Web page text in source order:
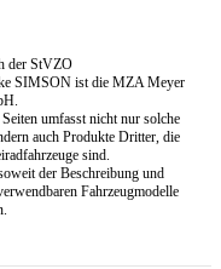
der StVZO
SIMSON ist die MZA Meyer
umfasst nicht nur solche
auch Produkte Dritter, die
sind.
der Beschreibung und
Fahrzeugmodelle